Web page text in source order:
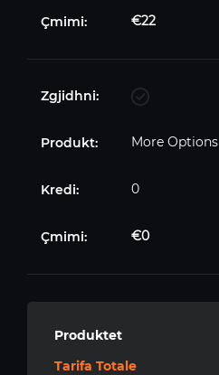
€22
More Options
0
€0
Produktet
Tarifa Totale